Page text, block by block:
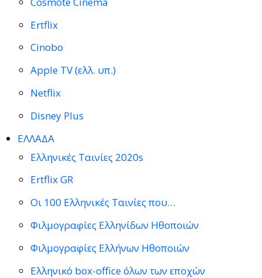
Ertflix
Cinobo
Apple TV (ελλ. υπ.)
Netflix
Disney Plus
ΕΛΛΑΔΑ
Ελληνικές Ταινίες 2020s
Ertflix GR
Οι 100 Ελληνικές Ταινίες που…
Φιλμογραφίες Ελληνίδων Ηθοποιών
Φιλμογραφίες Ελλήνων Ηθοποιών
Ελληνικό box-office όλων των εποχών